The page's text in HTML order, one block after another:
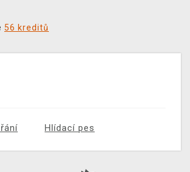
56 kreditů
Hlídací pes